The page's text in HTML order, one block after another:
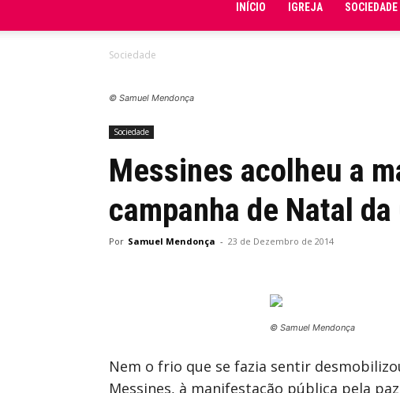
INÍCIO IGREJA SOCIEDADE
Sociedade
© Samuel Mendonça
Sociedade
Messines acolheu a
campanha de Natal
Por Samuel Mendonça - 23 de Dezembro de 2014
© Samuel Mendonça
Nem o frio que se fazia sentir
Messines, à manifestação pública pela